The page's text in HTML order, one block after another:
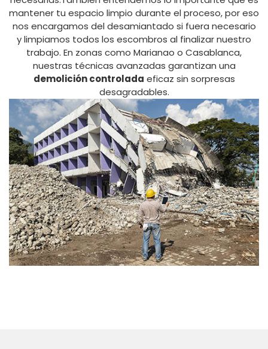
mantener tu espacio limpio durante el proceso, por eso
nos encargamos del desamiantado si fuera necesario
y limpiamos todos los escombros al finalizar nuestro
trabajo. En zonas como Marianao o Casablanca,
nuestras técnicas avanzadas garantizan una
demolición controlada eficaz sin sorpresas
desagradables.